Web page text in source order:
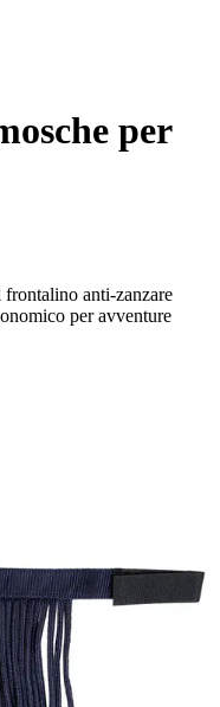
per
anti-zanzare
per avventure